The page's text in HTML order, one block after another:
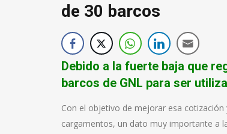
de 30 barcos
Debido a la fuerte baja que
barcos de GNL para ser
Con el objetivo de mejorar esa
cargamentos, un dato muy importante a